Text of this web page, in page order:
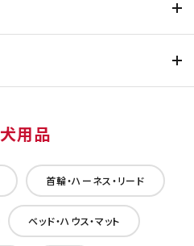
犬用品
首輪・ハーネス・リード
ベッド・ハウス・マット